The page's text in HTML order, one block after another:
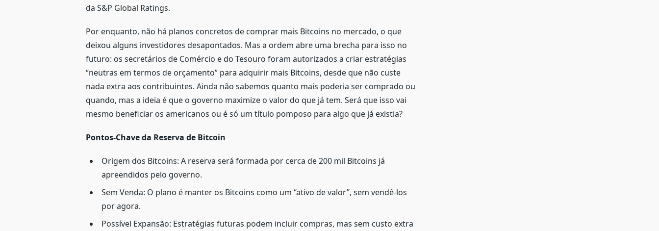
da S&P Global Ratings.
Por enquanto, não há planos concretos de comprar mais Bitcoins no mercado, o que
deixou alguns investidores desapontados. Mas a ordem abre uma brecha para isso no
futuro: os secretários de Comércio e do Tesouro foram autorizados a criar estratégias
“neutras em termos de orçamento” para adquirir mais Bitcoins, desde que não custe
nada extra aos contribuintes. Ainda não sabemos quanto mais poderia ser comprado ou
quando, mas a ideia é que o governo maximize o valor do que já tem. Será que isso vai
mesmo beneficiar os americanos ou é só um título pomposo para algo que já existia?
Pontos-Chave da Reserva de Bitcoin
Origem dos Bitcoins: A reserva será formada por cerca de 200 mil Bitcoins já
apreendidos pelo governo.
Sem Venda: O plano é manter os Bitcoins como um “ativo de valor”, sem vendê-los
por agora.
Possível Expansão: Estratégias futuras podem incluir compras, mas sem custo extra